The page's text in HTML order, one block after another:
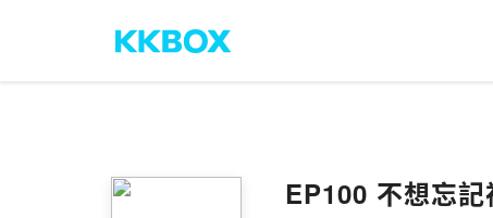
EP100 不想忘